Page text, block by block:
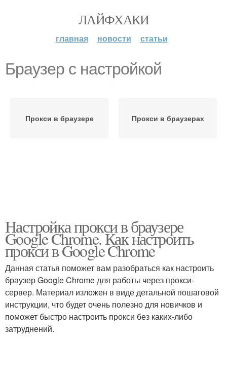
ЛАЙФХАКИ
главная новости статьи
Браузер с настройкой
Прокси в браузере Прокси в браузерах
Настройка прокси в браузере
Google Chrome. Как настроить
прокси в Google Chrome
Данная статья поможет вам разобраться как настроить
браузер Google Chrome для работы через прокси-
сервер. Материал изложен в виде детальной пошаговой
инструкции, что будет очень полезно для новичков и
поможет быстро настроить прокси без каких-либо
затруднений.